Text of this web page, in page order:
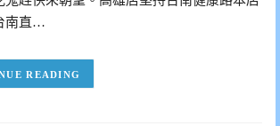
南直…
READING